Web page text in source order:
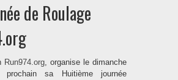
de Roulage
Run974.org, organise le dimanche
prochain sa Huitième journée